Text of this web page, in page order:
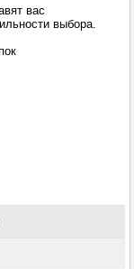
вас
выбора.